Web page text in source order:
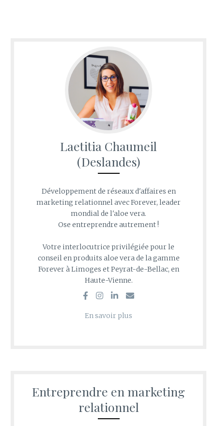
Laetitia Chaumeil
(Deslandes)
Développement de réseaux d'affaires en
marketing relationnel avec Forever, leader
mondial de l'aloe vera.
Ose entreprendre autrement !
Votre interlocutrice privilégiée pour le
conseil en produits aloe vera de la gamme
Forever à Limoges et Peyrat-de-Bellac, en
Haute-Vienne.
En savoir plus
Entreprendre en marketing
relationnel